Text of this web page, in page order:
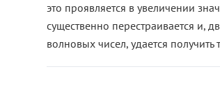
это проявляется в увеличении
существенно перестраивается и,
волновых чисел, удается